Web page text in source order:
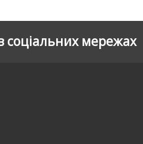
соціальних мережах